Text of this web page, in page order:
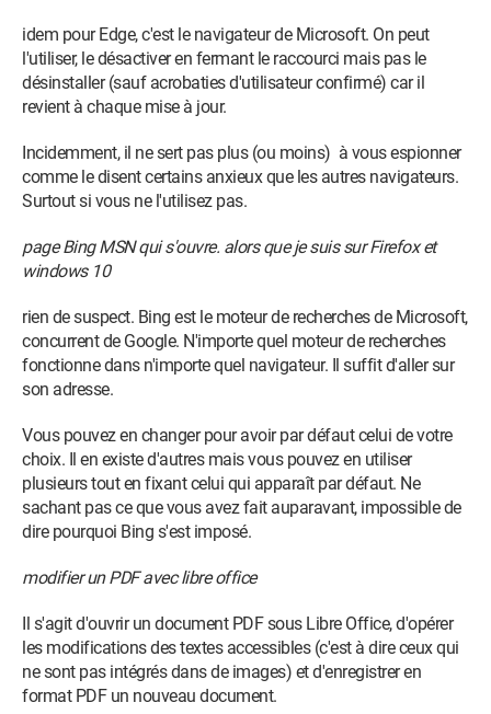
idem pour Edge, c'est le navigateur de Microsoft. On peut
l'utiliser, le désactiver en fermant le raccourci mais pas le
désinstaller (sauf acrobaties d'utilisateur confirmé) car il
revient à chaque mise à jour.
Incidemment, il ne sert pas plus (ou moins) à vous espionner
comme le disent certains anxieux que les autres navigateurs.
Surtout si vous ne l'utilisez pas.
page Bing MSN qui s'ouvre. alors que je suis sur Firefox et
windows 10
rien de suspect. Bing est le moteur de recherches de Microsoft,
concurrent de Google. N'importe quel moteur de recherches
fonctionne dans n'importe quel navigateur. Il suffit d'aller sur
son adresse.
Vous pouvez en changer pour avoir par défaut celui de votre
choix. Il en existe d'autres mais vous pouvez en utiliser
plusieurs tout en fixant celui qui apparaît par défaut. Ne
sachant pas ce que vous avez fait auparavant, impossible de
dire pourquoi Bing s'est imposé.
modifier un PDF avec libre office
Il s'agit d'ouvrir un document PDF sous Libre Office, d'opérer
les modifications des textes accessibles (c'est à dire ceux qui
ne sont pas intégrés dans de images) et d'enregistrer en
format PDF un nouveau document.